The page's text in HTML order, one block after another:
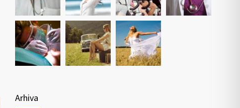
30/03/2021
Nou! Test pentru determinarea anticorpilor IgG
COVID 19 cantitativi
05/04/2021
Arhiva